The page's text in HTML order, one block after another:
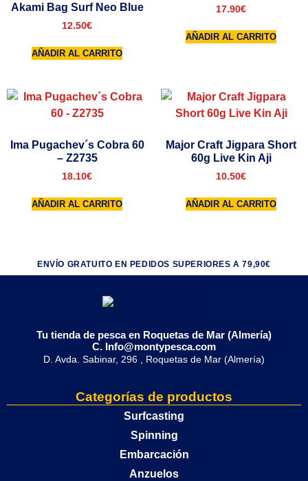
Akami Bag Surf Neo Blue
12.50€
AÑADIR AL CARRITO
17.90€
AÑADIR AL CARRITO
Ima Pugachev´s Cobra 60
– Z2735
18.10€
AÑADIR AL CARRITO
Major Craft Jigpara Short
60g Live Kin Aji
10.50€
AÑADIR AL CARRITO
ENVÍO GRATUITO EN PEDIDOS SUPERIORES A 79,90€
Tu tienda de pesca en Roquetas de Mar (Almería)
C. Info@montypesca.com
D. Avda. Sabinar, 296 , Roquetas de Mar (Almería)
Categorías de productos
Surfcasting
Spinning
Embarcación
Anzuelos